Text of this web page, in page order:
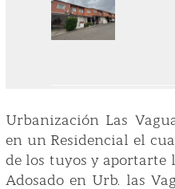
Urbanización Las
en un Residencial el
de los tuyos y aportarte
Adosado en Urb. las